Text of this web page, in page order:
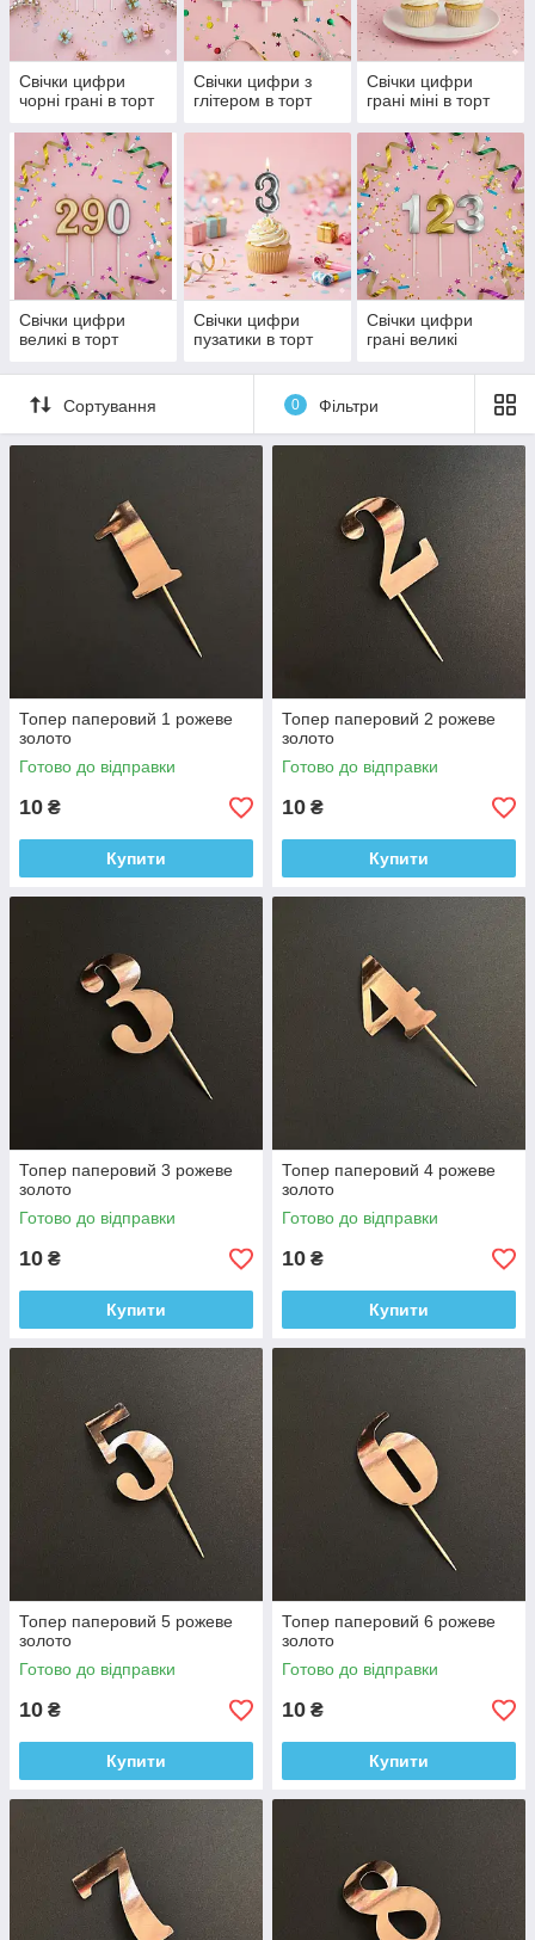
Свічки цифри
чорні грані в торт
Свічки цифри з
глітером в торт
Свічки цифри
грані міні в торт
Свічки цифри
великі в торт
Свічки цифри
пузатики в торт
Свічки цифри
грані великі
Сортування 0 Фільтри
Топер паперовий 1 рожеве
золото
Готово до відправки
10 ₴
Купити
Топер паперовий 2 рожеве
золото
Готово до відправки
10 ₴
Купити
Топер паперовий 3 рожеве
золото
Готово до відправки
10 ₴
Купити
Топер паперовий 4 рожеве
золото
Готово до відправки
10 ₴
Купити
Топер паперовий 5 рожеве
золото
Готово до відправки
10 ₴
Купити
Топер паперовий 6 рожеве
золото
Готово до відправки
10 ₴
Купити